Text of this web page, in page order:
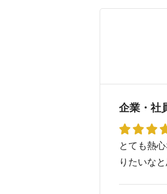
企業・社
とても熱
りたいな